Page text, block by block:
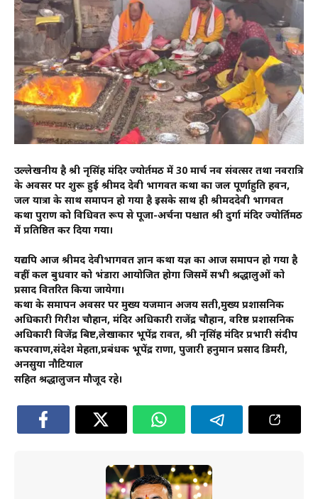
उल्लेखनीय है श्री नृसिंह मंदिर ज्योर्तमठ में 30 मार्च नव संवत्सर तथा नवरात्रि
के अवसर पर शुरू हुई श्रीमद देवी भागवत कथा का जल पूर्णाहुति हवन,
जल यात्रा के साथ समापन हो गया है इसके साथ ही श्रीमददेवी भागवत
कथा पुराण को विधिवत रूप से पूजा-अर्चना पश्चात श्री दुर्गा मंदिर ज्योर्तिमठ
में प्रतिष्ठित कर दिया गया।
यद्यपि आज श्रीमद देवीभागवत ज्ञान कथा यज्ञ का आज समापन हो गया है
वहीं कल बुधवार को भंडारा आयोजित होगा जिसमें सभी श्रद्धालुओं को
प्रसाद वितरित किया जायेगा।
कथा के समापन अवसर पर मुख्य यजमान अजय सती,मुख्य प्रशासनिक
अधिकारी गिरीश चौहान, मंदिर अधिकारी राजेंद्र चौहान, वरिष्ठ प्रशासनिक
अधिकारी विजेंद्र बिष्ट,लेखाकार भूपेंद्र रावत, श्री नृसिंह मंदिर प्रभारी संदीप
कपरवाण,संदेश मेहता,प्रबंधक भूपेंद्र राणा, पुजारी हनुमान प्रसाद डिमरी,
अनसुया नौटियाल
सहित श्रद्धालुजन मौजूद रहे।